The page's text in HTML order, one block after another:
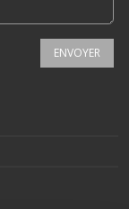
ENVOYER